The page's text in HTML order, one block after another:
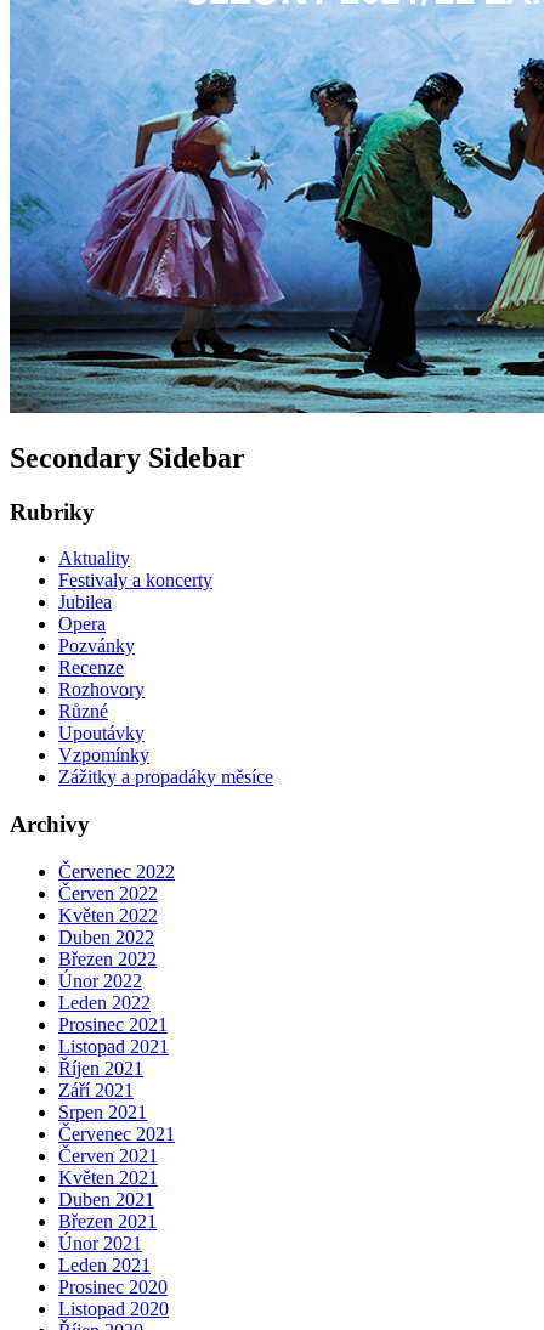
Secondary Sidebar
Rubriky
Aktuality
Festivaly a koncerty
Jubilea
Opera
Pozvánky
Recenze
Rozhovory
Různé
Upoutávky
Vzpomínky
Zážitky a propadáky měsíce
Archivy
Červenec 2022
Červen 2022
Květen 2022
Duben 2022
Březen 2022
Únor 2022
Leden 2022
Prosinec 2021
Listopad 2021
Říjen 2021
Září 2021
Srpen 2021
Červenec 2021
Červen 2021
Květen 2021
Duben 2021
Březen 2021
Únor 2021
Leden 2021
Prosinec 2020
Listopad 2020